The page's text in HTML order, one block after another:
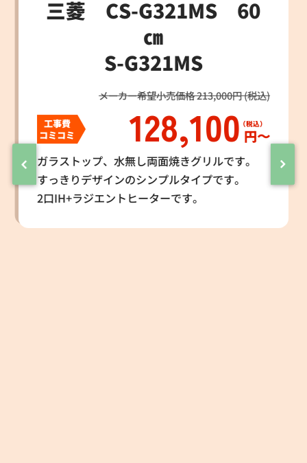
三菱 CS-G321MS 60
㎝
S-G321MS
メーカー希望小売価格 213,000円 (税込)
工事費
コミコミ
128,100円〜
ガラストップ、水無し両面焼きグリルです。
すっきりデザインのシンプルタイプです。
2口IH+ラジエントヒーターです。